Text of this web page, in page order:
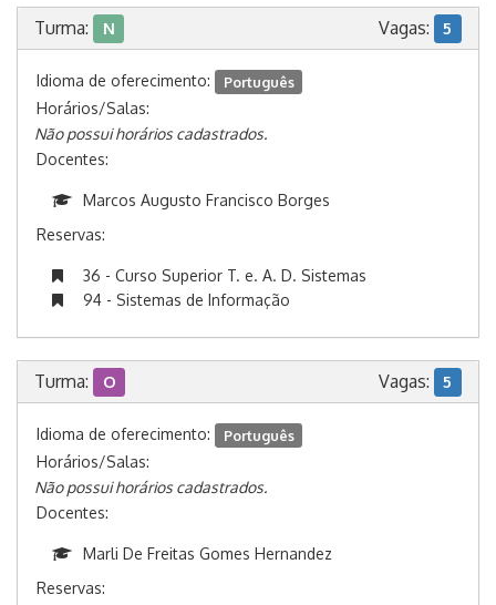
Turma: N Vagas: 5
Idioma de oferecimento: Português
Horários/Salas:
Não possui horários cadastrados.
Docentes:
Marcos Augusto Francisco Borges
Reservas:
36 - Curso Superior T. e. A. D. Sistemas
94 - Sistemas de Informação
Turma: O Vagas: 5
Idioma de oferecimento: Português
Horários/Salas:
Não possui horários cadastrados.
Docentes:
Marli De Freitas Gomes Hernandez
Reservas: